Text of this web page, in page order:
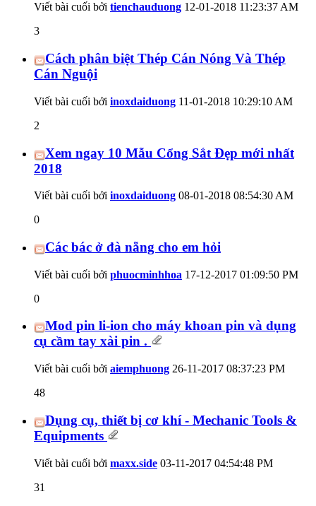
Viết bài cuối bởi tienchauduong 12-01-2018 11:23:37 AM
3
Cách phân biệt Thép Cán Nóng Và Thép
Cán Nguội
Viết bài cuối bởi inoxdaiduong 11-01-2018 10:29:10 AM
2
Xem ngay 10 Mẫu Cổng Sắt Đẹp mới nhất
2018
Viết bài cuối bởi inoxdaiduong 08-01-2018 08:54:30 AM
0
Các bác ở đà nẵng cho em hỏi
Viết bài cuối bởi phuocminhhoa 17-12-2017 01:09:50 PM
0
Mod pin li-ion cho máy khoan pin và dụng
cụ cầm tay xài pin .
Viết bài cuối bởi aiemphuong 26-11-2017 08:37:23 PM
48
Dụng cụ, thiết bị cơ khí - Mechanic Tools &
Equipments
Viết bài cuối bởi maxx.side 03-11-2017 04:54:48 PM
31